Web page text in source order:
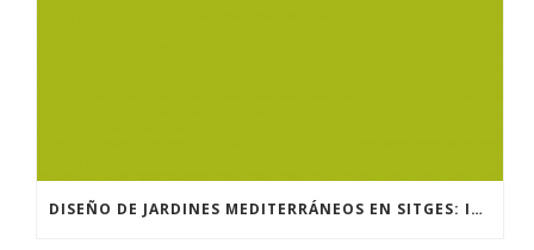
DISEÑO DE JARDINES MEDITERRÁNEOS EN SITGES: IDEAS Y PLANTAS